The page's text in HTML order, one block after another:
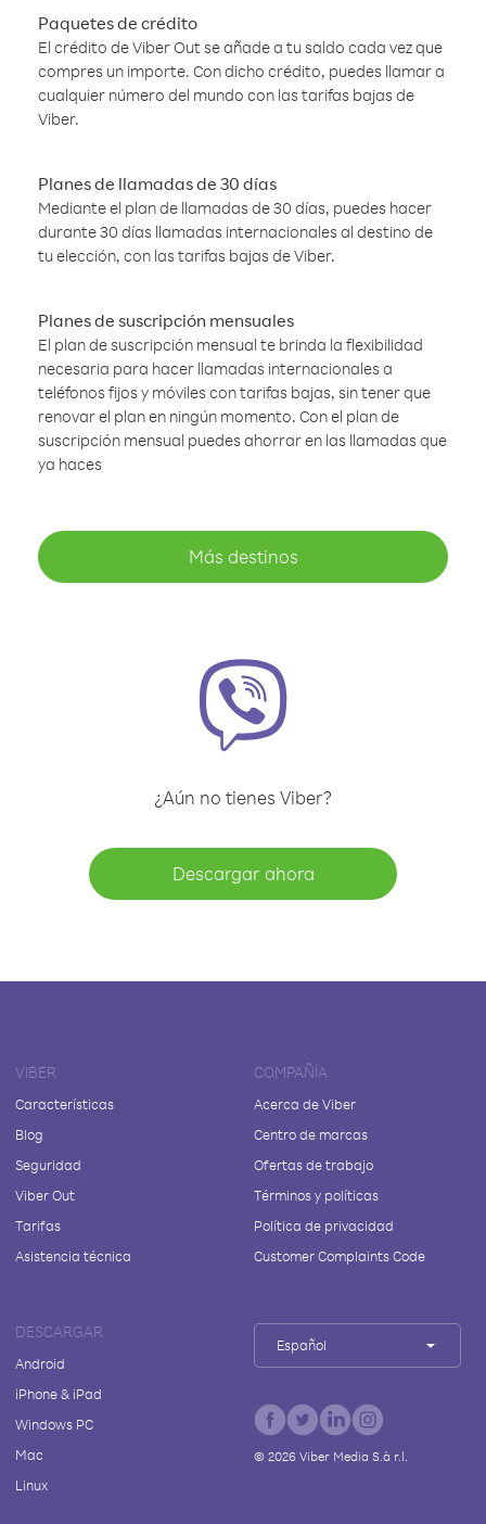
Paquetes de crédito
El crédito de Viber Out se añade a tu saldo cada vez que
compres un importe. Con dicho crédito, puedes llamar a
cualquier número del mundo con las tarifas bajas de
Viber.
Planes de llamadas de 30 días
Mediante el plan de llamadas de 30 días, puedes hacer
durante 30 días llamadas internacionales al destino de
tu elección, con las tarifas bajas de Viber.
Planes de suscripción mensuales
El plan de suscripción mensual te brinda la flexibilidad
necesaria para hacer llamadas internacionales a
teléfonos fijos y móviles con tarifas bajas, sin tener que
renovar el plan en ningún momento. Con el plan de
suscripción mensual puedes ahorrar en las llamadas que
ya haces
Más destinos
¿Aún no tienes Viber?
Descargar ahora
VIBER
Características
Blog
Seguridad
Viber Out
Tarifas
Asistencia técnica
COMPAÑÍA
Acerca de Viber
Centro de marcas
Ofertas de trabajo
Términos y políticas
Política de privacidad
Customer Complaints Code
DESCARGAR
Android
iPhone & iPad
Windows PC
Mac
Linux
Español
© 2026Viber Media S.à r.l.